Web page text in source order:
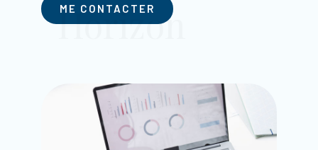
ME CONTACTER
Horizon